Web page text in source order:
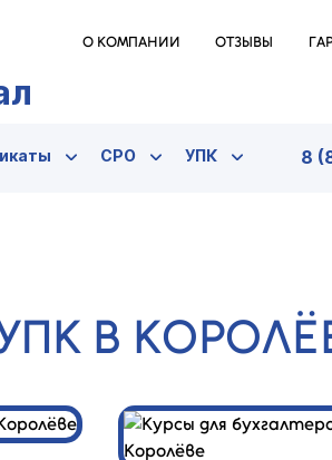
О КОМПАНИИ ОТЗЫВЫ
СРО УПК 8
В